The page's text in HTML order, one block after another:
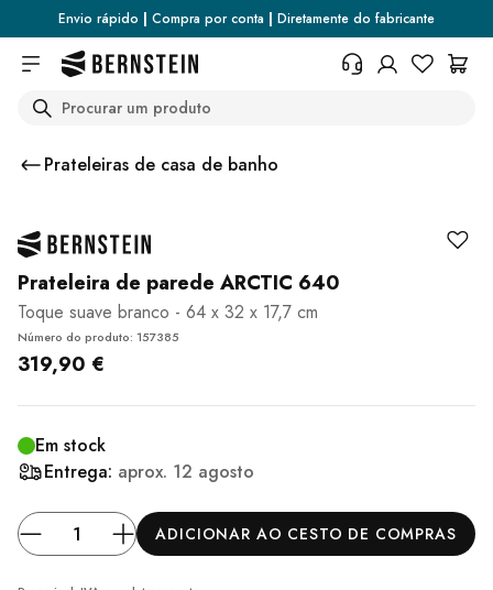
Skip to main content
Envio rápido | Compra por conta | Diretamente do fabricante
as políticas de devolução, o
Centro de ajuda (FAQ)
Search
Prateleiras de casa de banho
Prateleira de parede ARCTIC 640
Toque suave branco - 64 x 32 x 17,7 cm
Número do produto: 157385
319,90 €
Em stock
Entrega: aprox. 12 agosto
ADICIONAR AO CESTO DE COMPRAS